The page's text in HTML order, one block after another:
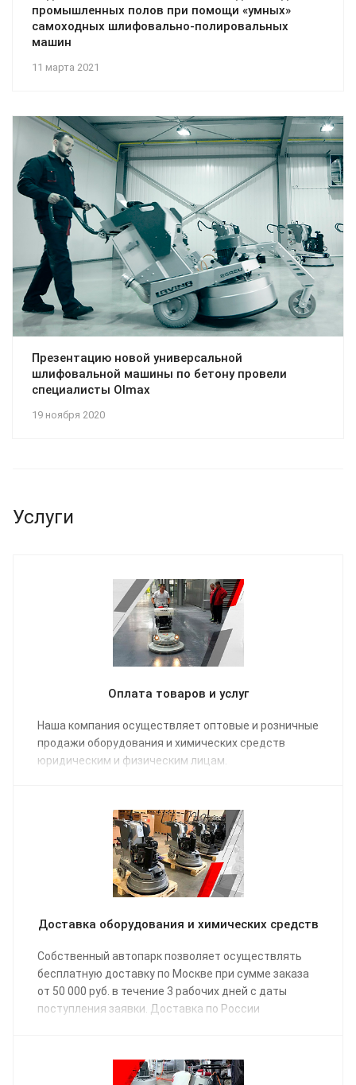
11 марта 2021
промышленных полов при помощи «умных»
самоходных шлифовально-полировальных
машин
19 ноября 2020
Презентацию новой универсальной
шлифовальной машины по бетону провели
специалисты Olmax
Услуги
Оплата товаров и услуг
Наша компания осуществляет оптовые и розничные
продажи оборудования и химических средств
юридическим и физическим лицам.
Доставка оборудования и химических средств
Собственный автопарк позволяет осуществлять
бесплатную доставку по Москве при сумме заказа
от 50 000 руб. в течение 3 рабочих дней с даты
поступления заявки. Доставка по России